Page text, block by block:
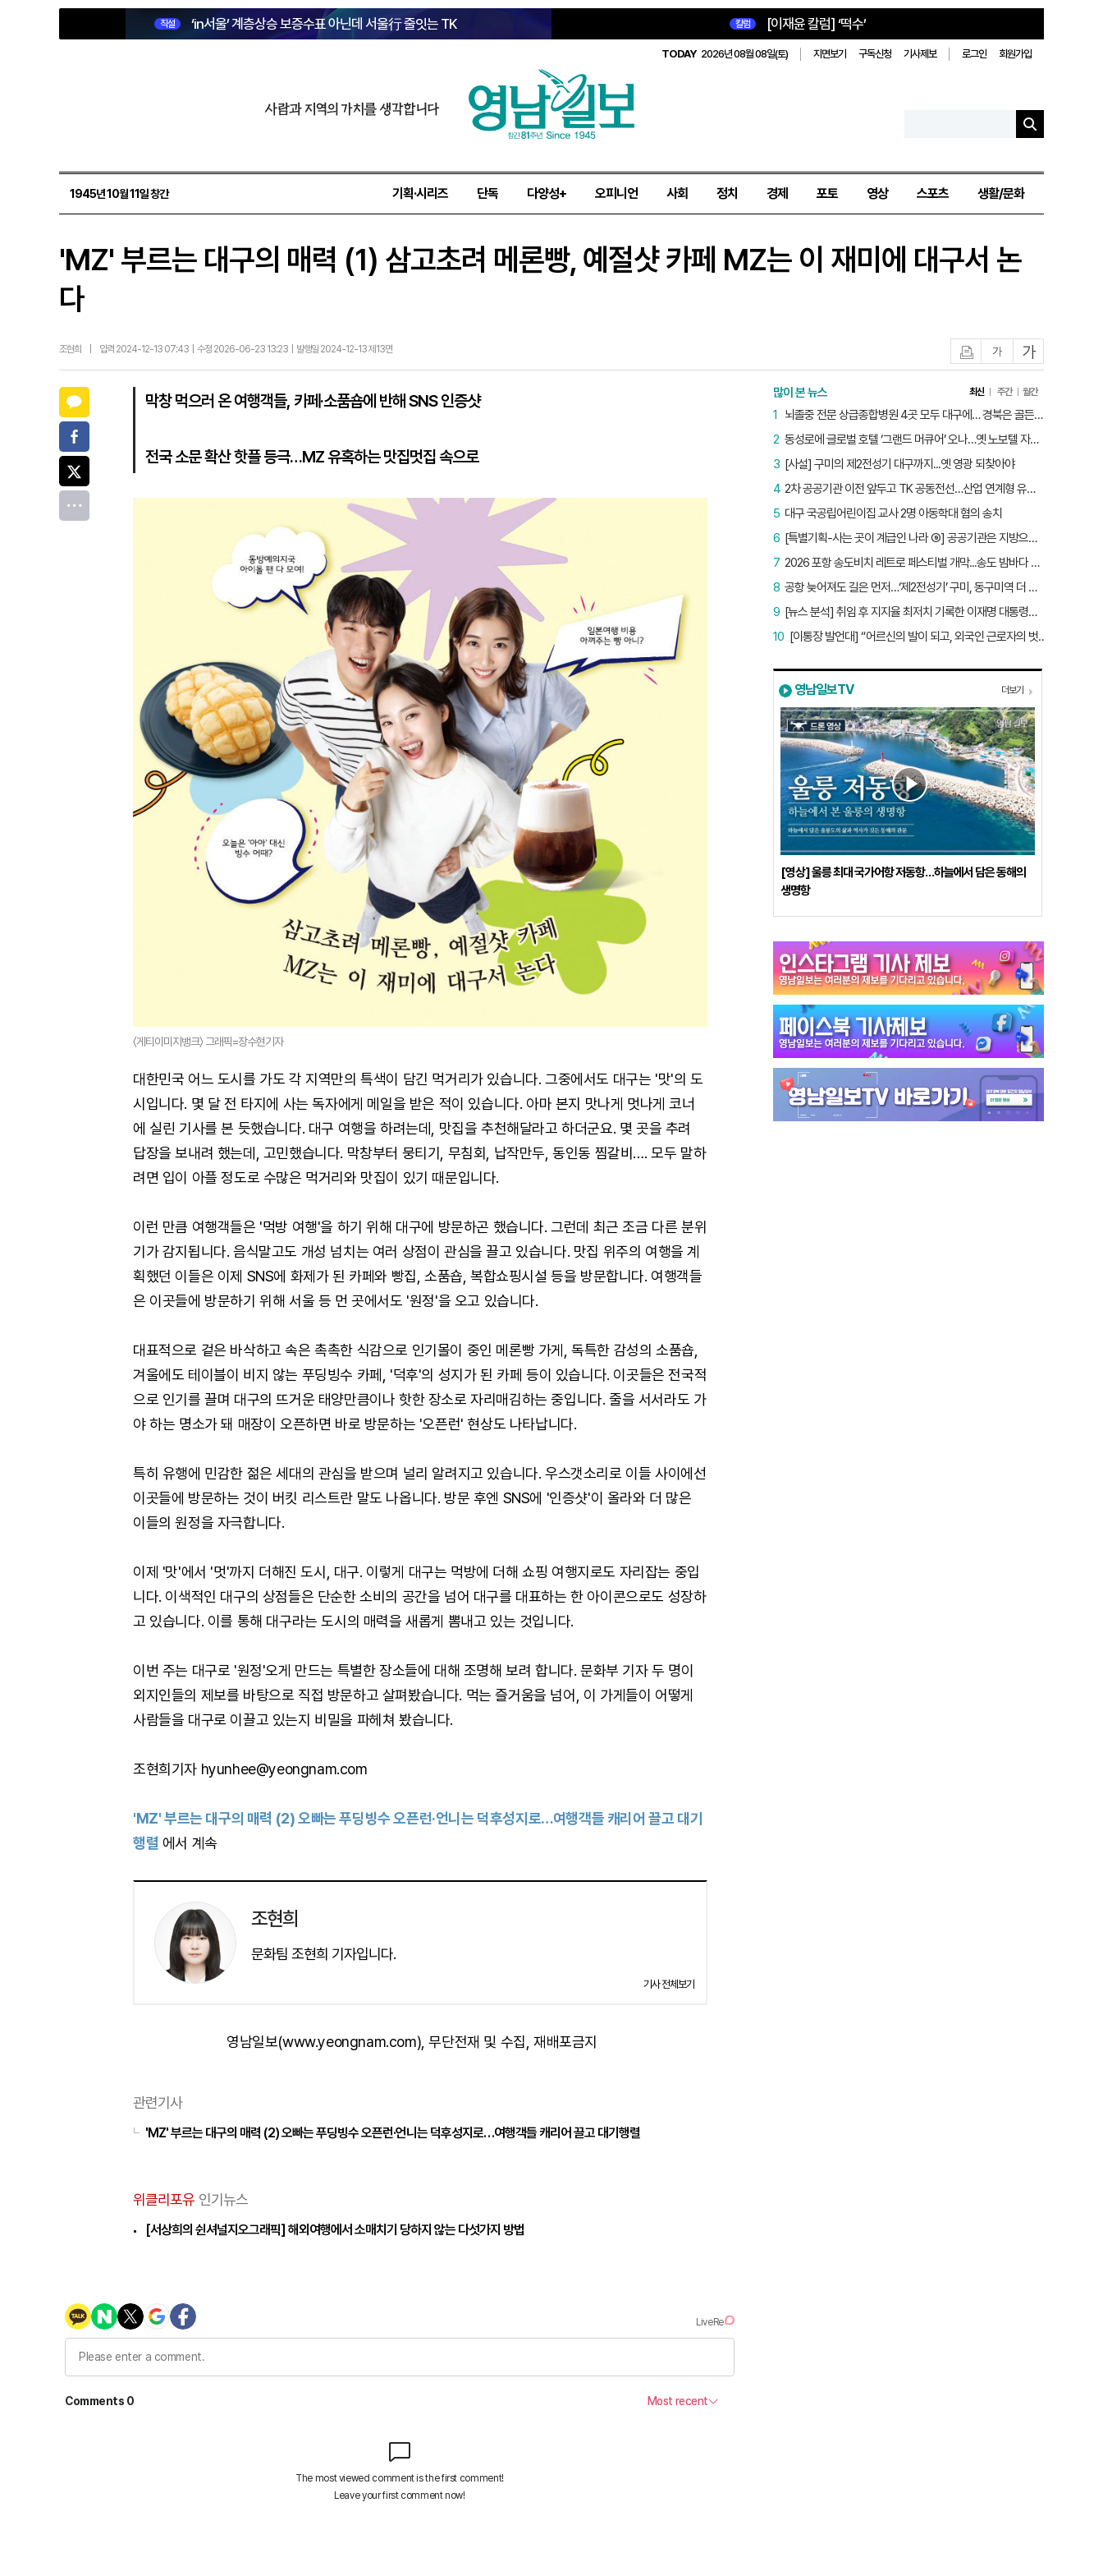
직설 ‘in서울’ 계층상승 보증수표 아닌데 서울行 줄잇는 TK 칼럼 [이재윤 칼럼] ‘떡수’
TODAY 2026년 08월 08일(토) 지면보기 구독신청 기사제보 로그인 회원가입
사람과 지역의 가치를 생각합니다
1945년 10월 11일 창간 기획·시리즈 단독 다양성+ 오피니언 사회 정치 경제 포토 영상 스포츠 생활/문화
'MZ' 부르는 대구의 매력 (1) 삼고초려 메론빵, 예절샷 카페 MZ는 이 재미에 대구서 논
다
조현희 입력 2024-12-13 07:43 | 수정 2026-06-23 13:23 | 발행일 2024-12-13 제13면 글자작게글자크게
막창 먹으러 온 여행객들, 카페·소품숍에 반해 SNS 인증샷
전국 소문 확산 핫플 등극…MZ 유혹하는 맛집멋집 속으로
〈게티이미지뱅크〉 그래픽=장수현기자
대한민국 어느 도시를 가도 각 지역만의 특색이 담긴 먹거리가 있습니다. 그중에서도 대구는 '맛'의 도
시입니다. 몇 달 전 타지에 사는 독자에게 메일을 받은 적이 있습니다. 아마 본지 맛나게 멋나게 코너
에 실린 기사를 본 듯했습니다. 대구 여행을 하려는데, 맛집을 추천해달라고 하더군요. 몇 곳을 추려
답장을 보내려 했는데, 고민했습니다. 막창부터 뭉티기, 무침회, 납작만두, 동인동 찜갈비…. 모두 말하
려면 입이 아플 정도로 수많은 먹거리와 맛집이 있기 때문입니다.
이런 만큼 여행객들은 '먹방 여행'을 하기 위해 대구에 방문하곤 했습니다. 그런데 최근 조금 다른 분위
기가 감지됩니다. 음식말고도 개성 넘치는 여러 상점이 관심을 끌고 있습니다. 맛집 위주의 여행을 계
획했던 이들은 이제 SNS에 화제가 된 카페와 빵집, 소품숍, 복합쇼핑시설 등을 방문합니다. 여행객들
은 이곳들에 방문하기 위해 서울 등 먼 곳에서도 '원정'을 오고 있습니다.
대표적으로 겉은 바삭하고 속은 촉촉한 식감으로 인기몰이 중인 메론빵 가게, 독특한 감성의 소품숍,
겨울에도 테이블이 비지 않는 푸딩빙수 카페, '덕후'의 성지가 된 카페 등이 있습니다. 이곳들은 전국적
으로 인기를 끌며 대구의 뜨거운 태양만큼이나 핫한 장소로 자리매김하는 중입니다. 줄을 서서라도 가
야 하는 명소가 돼 매장이 오픈하면 바로 방문하는 '오픈런' 현상도 나타납니다.
특히 유행에 민감한 젊은 세대의 관심을 받으며 널리 알려지고 있습니다. 우스갯소리로 이들 사이에선
이곳들에 방문하는 것이 버킷 리스트란 말도 나옵니다. 방문 후엔 SNS에 '인증샷'이 올라와 더 많은
이들의 원정을 자극합니다.
이제 '맛'에서 '멋'까지 더해진 도시, 대구. 이렇게 대구는 먹방에 더해 쇼핑 여행지로도 자리잡는 중입
니다. 이색적인 대구의 상점들은 단순한 소비의 공간을 넘어 대구를 대표하는 한 아이콘으로도 성장하
고 있습니다. 이를 통해 대구라는 도시의 매력을 새롭게 뽐내고 있는 것입니다.
이번 주는 대구로 '원정'오게 만드는 특별한 장소들에 대해 조명해 보려 합니다. 문화부 기자 두 명이
외지인들의 제보를 바탕으로 직접 방문하고 살펴봤습니다. 먹는 즐거움을 넘어, 이 가게들이 어떻게
사람들을 대구로 이끌고 있는지 비밀을 파헤쳐 봤습니다.
조현희기자 hyunhee@yeongnam.com
'MZ' 부르는 대구의 매력 (2) 오빠는 푸딩빙수 오픈런·언니는 덕후성지로…여행객들 캐리어 끌고 대기
행렬 에서 계속
조현희
문화팀 조현희 기자입니다.
기사 전체보기
영남일보(www.yeongnam.com), 무단전재 및 수집, 재배포금지
관련기사
'MZ' 부르는 대구의 매력 (2) 오빠는 푸딩빙수 오픈런·언니는 덕후성지로…여행객들 캐리어 끌고 대기행렬
위클리포유 인기뉴스
[서상희의 쉰셔널지오그래픽] 해외여행에서 소매치기 당하지 않는 다섯가지 방법
많이 본 뉴스 최신 주간 월간
뇌졸중 전문 상급종합병원 4곳 모두 대구에… 경북은 골든타임 사각지대
1
동성로에 글로벌 호텔 ‘그랜드 머큐어’ 오나…옛 노보텔 자리 사무실 개설
2
[사설] 구미의 제2전성기 대구까지...옛 영광 되찾아야
3
2차 공공기관 이전 앞두고 TK 공동전선…산업 연계형 유치 승부수
4
대구 국공립어린이집 교사 2명 아동학대 혐의 송치
5
[특별기획-사는 곳이 계급인 나라 ⑨] 공공기관은 지방으로 왔지만, 그들이 사는 곳은 서울이었다
6
2026 포항 송도비치 레트로 페스티벌 개막...송도 밤바다 달군 레트로 열기
7
공항 늦어져도 길은 먼저…‘제2전성기’ 구미, 동구미역 더 절실
8
[뉴스 분석] 취임 후 지지율 최저치 기록한 이재명 대통령…왜?
9
[이통장 발언대] “어르신의 발이 되고, 외국인 근로자의 벗이 되고”…박상철 이장의 ‘사람 농사’
10
영남일보TV 더보기
[영상] 울릉 최대 국가어항 저동항…하늘에서 담은 동해의
생명항